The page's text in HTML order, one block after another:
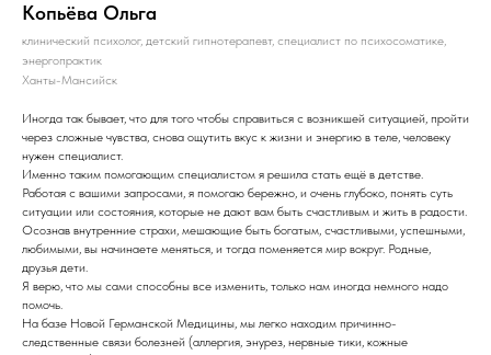
Копьёва Ольга
клинический психолог, детский гипнотерапевт, специалист по психосоматике,
энергопрактик
Ханты-Мансийск
Иногда так бывает, что для того чтобы справиться с возникшей ситуацией, пройти
через сложные чувства, снова ощутить вкус к жизни и энергию в теле, человеку
нужен специалист.
Именно таким помогающим специалистом я решила стать ещё в детстве.
Работая с вашими запросами, я помогаю бережно, и очень глубоко, понять суть
ситуации или состояния, которые не дают вам быть счастливым и жить в радости.
Осознав внутренние страхи, мешающие быть богатым, счастливыми, успешными,
любимыми, вы начинаете меняться, и тогда поменяется мир вокруг. Родные,
друзья дети.
Я верю, что мы сами способны все изменить, только нам иногда немного надо
помочь.
На базе Новой Германской Медицины, мы легко находим причинно-
следственные связи болезней (аллергия, энурез, нервные тики, кожные